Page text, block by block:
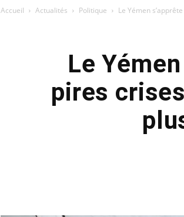
Accueil Actualités Politique Le Yémen
Le
pires